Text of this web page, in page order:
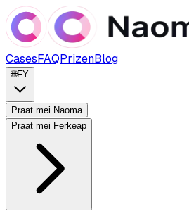
CasesFAQPrizenBlog
🌐FY
Praat mei Naoma
Praat mei Ferkeap